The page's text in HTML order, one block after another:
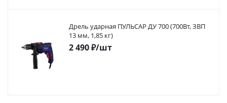
Дрель ударная ПУЛЬСАР ДУ 700 (700Вт, ЗВП
13 мм, 1,85 кг)
2 490₽/шт